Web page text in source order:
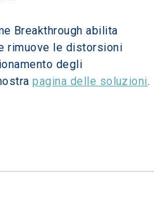
Breakthrough abilita
rimuove le distorsioni
degli
pagina delle soluzioni.